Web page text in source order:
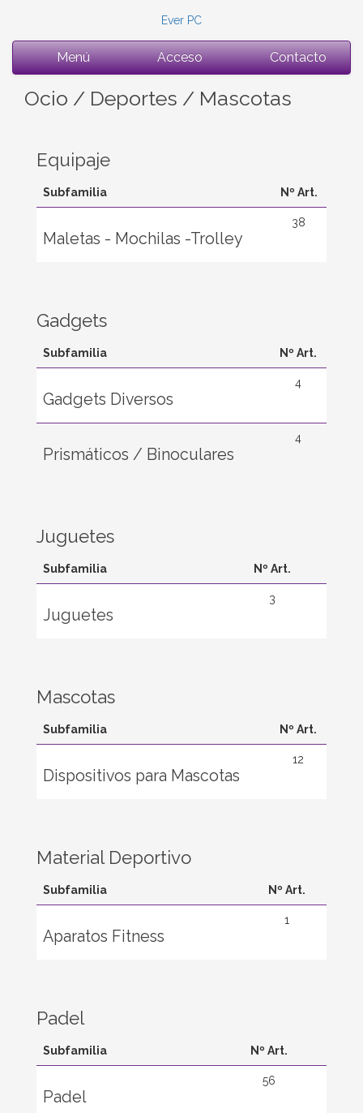
Ever PC
Menú Acceso Contacto
Ocio / Deportes / Mascotas
Equipaje
Subfamilia Nº Art.
Maletas - Mochilas -Trolley
38
Gadgets
Subfamilia Nº Art.
Gadgets Diversos
4
Prismáticos / Binoculares
4
Juguetes
Subfamilia Nº Art.
Juguetes
3
Mascotas
Subfamilia Nº Art.
Dispositivos para Mascotas
12
Material Deportivo
Subfamilia Nº Art.
Aparatos Fitness
1
Padel
Subfamilia Nº Art.
Padel
56